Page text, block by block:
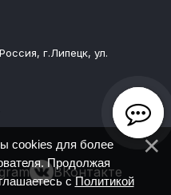
г.Липецк, ул.
ВКонтакте
cookies для более
Продолжая
сПолитикой